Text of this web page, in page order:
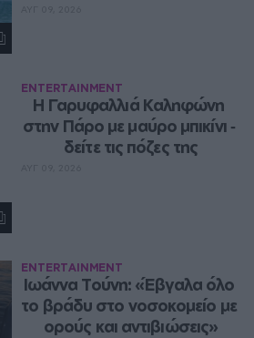
ENTERTAINMENT
Η Γαρυφαλλιά Καληφώνη
στην Πάρο με μαύρο μπικίνι ‑
δείτε τις πόζες της
ENTERTAINMENT
Ιωάννα Τούνη: «Έβγαλα όλο
το βράδυ στο νοσοκομείο με
ορούς και αντιβιώσεις»